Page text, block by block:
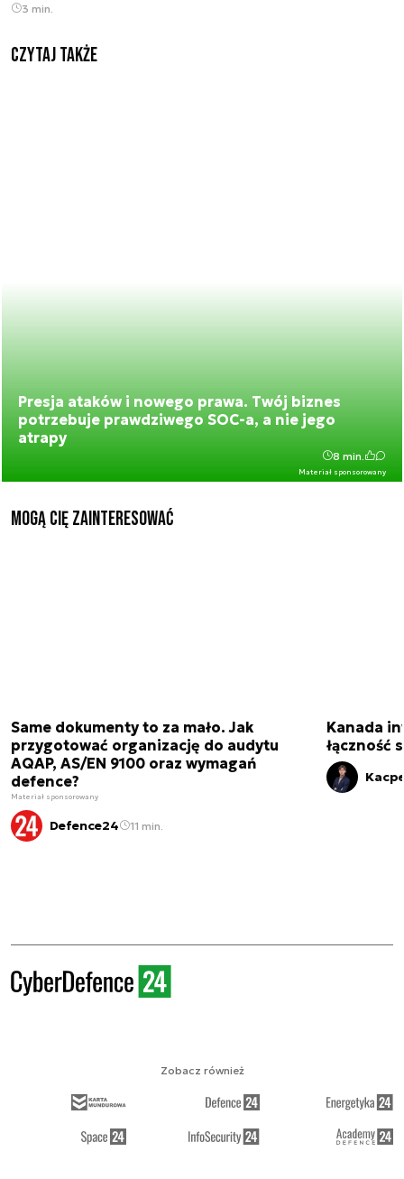
3 min.
Czytaj także
Presja ataków i nowego prawa. Twój biznes
potrzebuje prawdziwego SOC-a, a nie jego
atrapy
Materiał sponsorowany
8 min.
Mogą Cię zainteresować
Same dokumenty to za mało. Jak
przygotować organizację do audytu
AQAP, AS/EN 9100 oraz wymagań
defence?
Materiał sponsorowany
Defence24 11 min.
Kanada
łączność
Zobacz również